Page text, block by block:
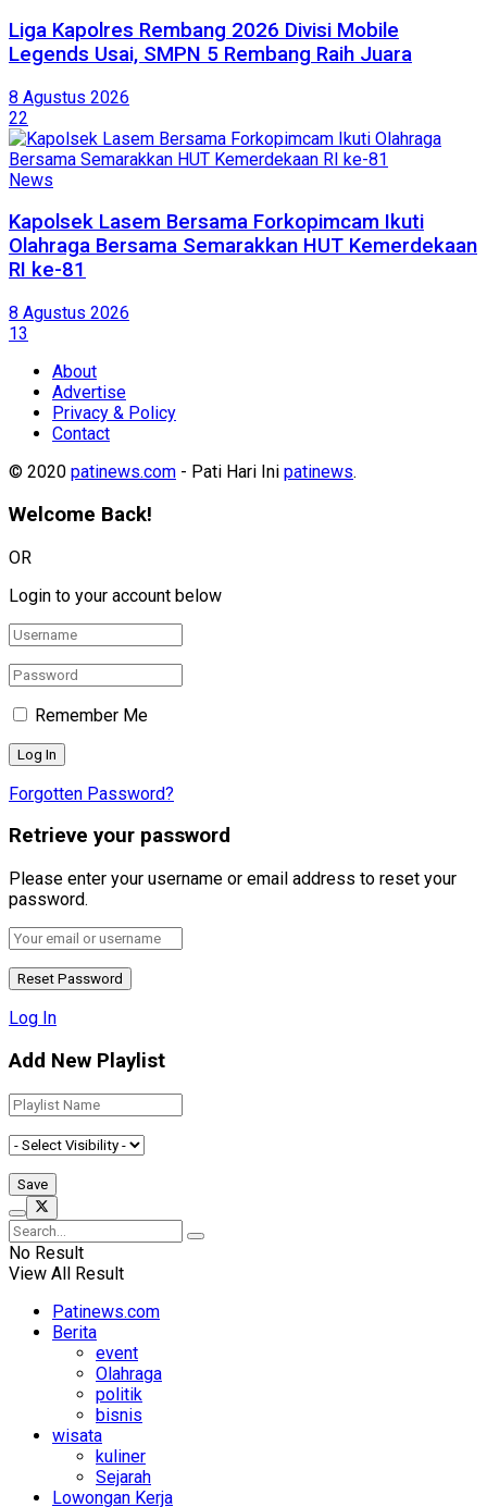
Liga Kapolres Rembang 2026 Divisi Mobile
Legends Usai, SMPN 5 Rembang Raih Juara
8 Agustus 2026
22
News
Kapolsek Lasem Bersama Forkopimcam Ikuti
Olahraga Bersama Semarakkan HUT Kemerdekaan
RI ke-81
8 Agustus 2026
13
About
Advertise
Privacy & Policy
Contact
© 2020 patinews.com - Pati Hari Ini patinews.
Welcome Back!
OR
Login to your account below
Remember Me
Forgotten Password?
Retrieve your password
Please enter your username or email address to reset your
password.
Log In
Add New Playlist
No Result
View All Result
Patinews.com
Berita
event
Olahraga
politik
bisnis
wisata
kuliner
Sejarah
Lowongan Kerja